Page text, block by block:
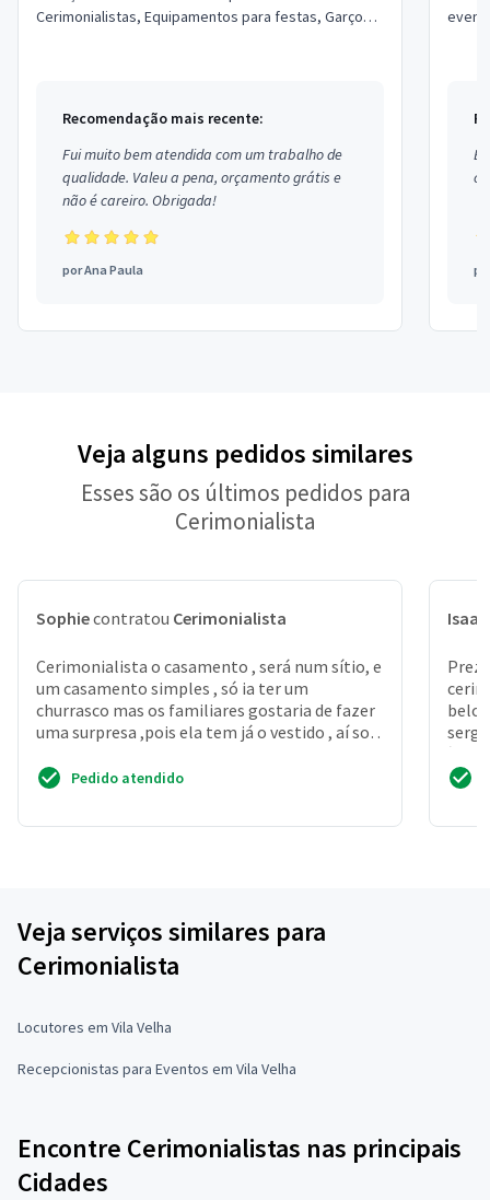
Cerimonialistas, Equipamentos para festas, Garçons
Recomendação mais recente:
Fui muito bem atendida com um trabalho de
qualidade. Valeu a pena, orçamento grátis e
não é careiro. Obrigada!
porAna Paula
evento. Possuo pacotes com
Veja alguns pedidos similares
Esses são os últimos pedidos para
Cerimonialista
Sophiecontratou Cerimonialista
Cerimonialista o casamento , será num sítio, e
um casamento simples , só ia ter um
churrasco mas os familiares gostaria de fazer
uma surpresa ,pois ela tem já o vestido , aí so
Pedido atendido
Isaac
belo
às
Veja serviços similares para
Cerimonialista
Locutores em Vila Velha
Recepcionistas para Eventos em Vila Velha
Encontre Cerimonialistas nas principais
Cidades